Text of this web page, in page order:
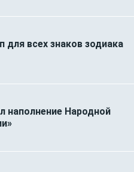
для всех знаков зодиака
наполнение Народной